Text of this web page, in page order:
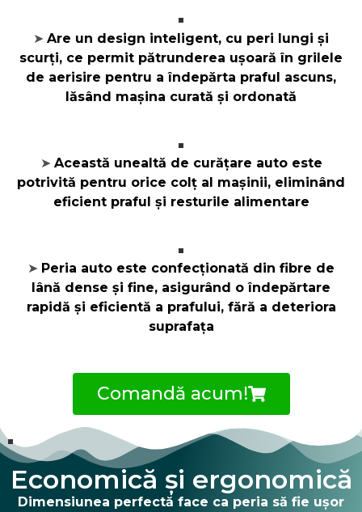
➤ Are un design inteligent, cu peri lungi și
scurți, ce permit pătrunderea ușoară în grilele
de aerisire pentru a îndepărta praful ascuns,
lăsând mașina curată și ordonată
➤ Această unealtă de curățare auto este
potrivită pentru orice colț al mașinii, eliminând
eficient praful și resturile alimentare
➤ Peria auto este confecționată din fibre de
lână dense și fine, asigurând o îndepărtare
rapidă și eficientă a prafului, fără a deteriora
suprafața
Comandă acum!
Economică și ergonomică
Dimensiunea perfectă face ca peria să fie ușor